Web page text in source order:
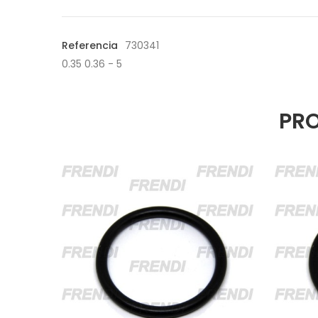
Referencia 730341
0.35 0.36 - 5